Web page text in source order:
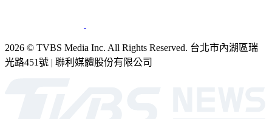
2026 © TVBS Media Inc. All Rights Reserved. 台北市內湖區瑞
光路451號 | 聯利媒體股份有限公司